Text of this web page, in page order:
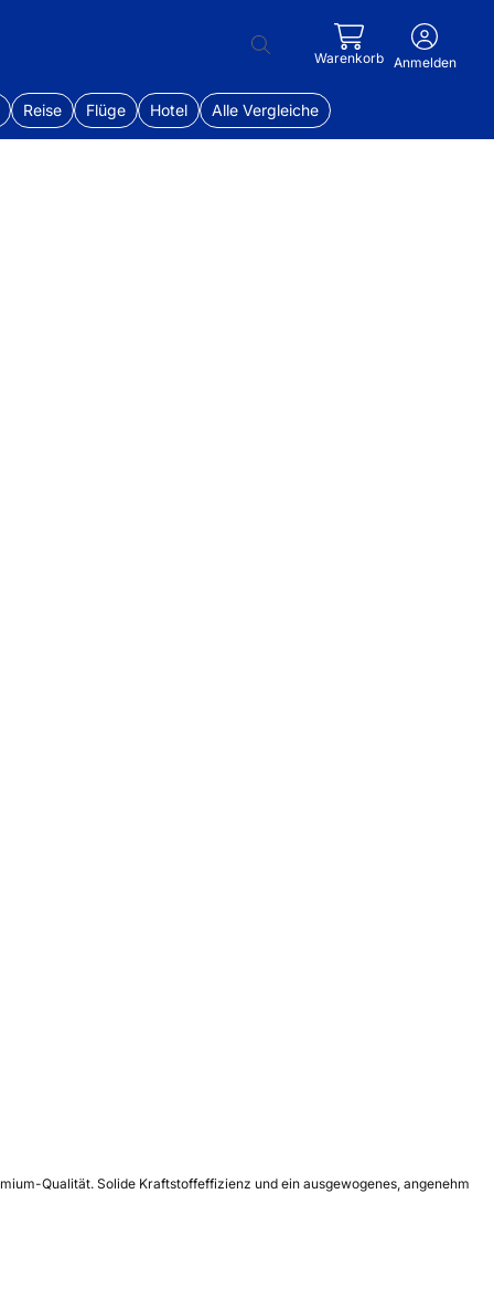
Warenkorb Anmelden
Reise Flüge Hotel Alle Vergleiche
Qualität. Solide Kraftstoffeffizienz und ein ausgewogenes, angenehm